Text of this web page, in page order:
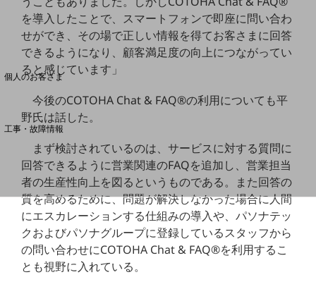
料金分析(ご利用料金管理サービス)
Web明細(My docomo)
個人のお客さま
OCNなど
工事・故障情報
お客さまサポートサイト
SDPFナレッジセンター
NTTドコモ 通信障害情報
を導入したことで、スマートフォンで即座に問い合わ
せができ、その場で正しい情報を得てお客さまに回答
できるようになり、顧客満足度の向上につながってい
ると感じています」
今後のCOTOHA Chat & FAQ®の利用についても平
野氏は話した。
まず検討されているのは、サービスに対する質問に
回答できるように営業関連のFAQを追加し、営業担当
者の生産性向上を図るというものである。また回答の
質を高めるために、問題が解決しなかった場合に人間
にエスカレーションする仕組みの導入や、パソナテッ
クおよびパソナグループに登録しているスタッフから
の問い合わせにCOTOHA Chat & FAQ®を利用するこ
とも視野に入れている。